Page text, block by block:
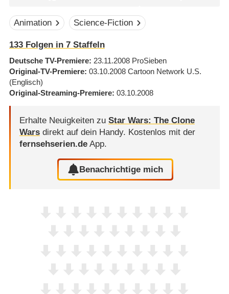
Animation Science-Fiction
133Folgen in 7Staffeln
Deutsche TV-Premiere 23.11.2008 ProSieben
Original-TV-Premiere 03.10.2008 Cartoon Network U.S.
(Englisch)
Original-Streaming-Premiere 03.10.2008
Erhalte Neuigkeiten zu Star Wars: The Clone
Warsdirekt auf dein Handy. Kostenlos mit der
fernsehserien.deApp.
Benachrichtige mich